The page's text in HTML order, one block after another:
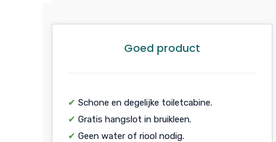
Goed product
✔ Schone en degelijke toiletcabine.
✔ Gratis hangslot in bruikleen.
✔ Geen water of riool nodig.